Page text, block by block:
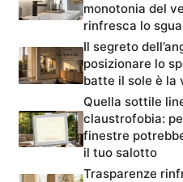
monotonia del
rinfresca lo
Il segreto
posizionare lo
batte il sole è la
Quella sottile
claustrofobia:
finestre
il tuo salotto
Trasparenze